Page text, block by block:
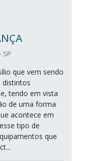
SP
que vem sendo
distintos
tendo em vista
de uma forma
acontece em
tipo de
que